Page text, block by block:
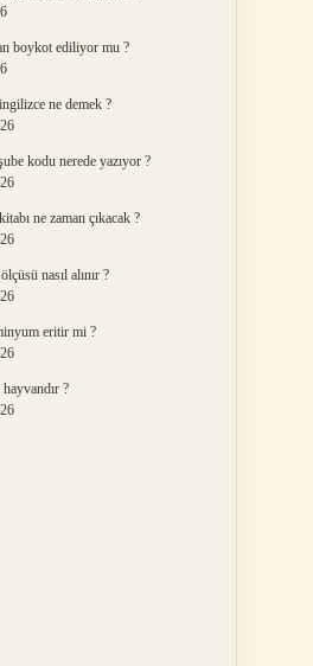
boykot ediliyor mu ?
ne demek ?
kodu nerede yazıyor ?
ne zaman çıkacak ?
nasıl alınır ?
eritir mi ?
?